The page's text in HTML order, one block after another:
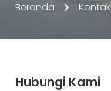
Beranda Kontak
Hubungi Kami